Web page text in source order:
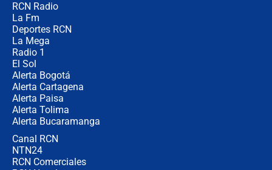
RCN Radio
La Fm
Deportes RCN
La Mega
Radio 1
El Sol
Alerta Bogotá
Alerta Cartagena
Alerta Paisa
Alerta Tolima
Alerta Bucaramanga
Canal RCN
NTN24
RCN Comerciales